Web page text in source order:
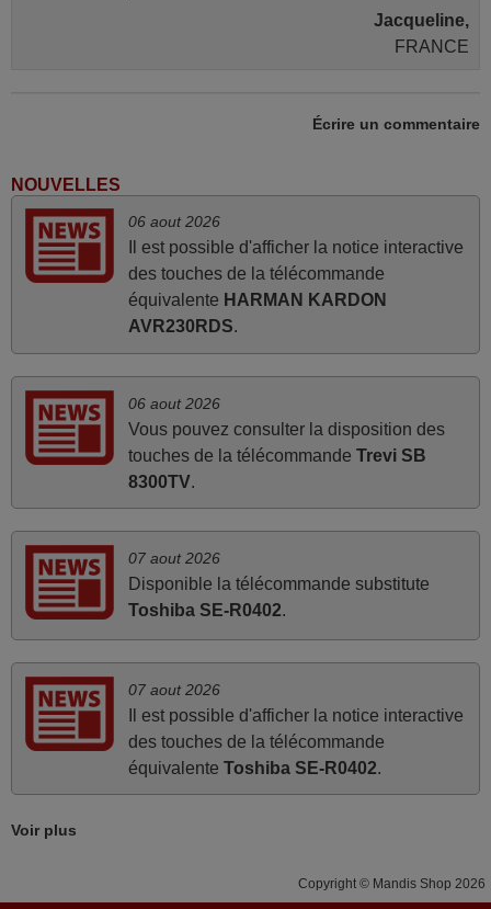
Jacqueline,
FRANCE
mars 2026
super.
FRANCE
Joel,
Concerne la télécommande de remplacement pour le
vidéo projecteur Wimius P20. Un avis provisoire avait été
émis car le délai de 24h était dépassé, néanmoins j'ai
reçu la télécommande au cours du 3ème jour ouvré,
compatible avec mon besoin. Concernant la
fonctionnalité de la télécommande, le produit tient sa
promesse. Le document permet de connaître facilement
la fonction des différentes touches. De plus, elle est
directement utilisable moyennant l'insertion des 2 piles
fournies.
Écrire un commentaire
NOUVELLES
06 aout 2026
Il est possible d'afficher la notice interactive
des touches de la télécommande
équivalente HARMAN KARDON
AVR230RDS.
06 aout 2026
Vous pouvez consulter la disposition des
touches de la télécommande Trevi SB
8300TV.
07 aout 2026
Disponible la télécommande substitute
Toshiba SE-R0402.
07 aout 2026
Il est possible d'afficher la notice interactive
des touches de la télécommande
équivalente Toshiba SE-R0402.
Voir plus
Copyright © Mandis Shop 2026